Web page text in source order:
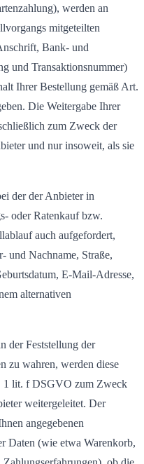
werden an
mitgeteilten
Bank- und
und Transaktionsnummer)
Ihrer Bestellung gemäß Art.
Die Weitergabe Ihrer
zum Zweck der
und nur insoweit, als sie
der der Anbieter in
oder Ratenkauf bzw.
auch aufgefordert,
und Nachname, Straße,
E-Mail-Adresse,
alternativen
der Feststellung der
zu wahren, werden diese
1 lit. f DSGVO zum Zweck
weitergeleitet. Der
angegebenen
Daten (wie etwa Warenkorb,